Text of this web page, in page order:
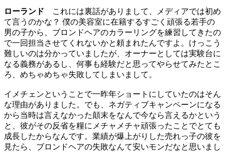
ローランド これには裏話がありまして、メディアでは初め
て言うのかな？ 僕の美容室に在籍するすごく頑張る若手の
男の子から、ブロンドヘアのカラーリングを練習してきたの
で一回担当させてくれないかと頼まれたんですよ。けっこう
難しいのは分かっていましたが、オーナーとしては実験台に
なる義務があるし、何事も経験だと思ってやらせてみたとこ
ろ、めちゃめちゃ失敗してしまいまして。
イメチェンということで一昨年ショートにしていたのはそん
な理由がありました。でも、ネガティブキャンペーンになる
から当時は言えなかった顛末をなんで今なら言えるかという
と、彼がその反省を糧にメチャメチャ頑張ったことでとても
成長したからなんです。業績が爆上がりした売れっ子の彼を
見たら、ブロンドヘアの失敗なんて安いモンだなと思いまし